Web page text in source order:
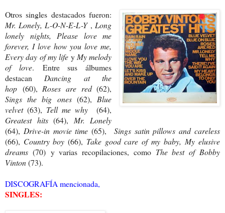
Otros singles destacados fueron:
Mr. Lonely, L-O-N-E-L-Y,Long
lonely nights, Please love me
forever, I love how you love me,
Every day of my life yMy melody
of love.
Entre sus álbumes
destacanDancing at the
hop (60),Roses are red(62),
Sings the big ones (62),Blue
velvet(63), Tell me why
(64),
Greatest hits(64), Mr. Lonely
(64), Drive-in movie time(65), Sings satin pillows and careless
(66), Country boy(66), Take good care of my baby,My elusive
dreams (70) y varias recopilaciones, como The best of Bobby
Vinton(73).
DISCOGRAFÍA mencionada,
SINGLES: